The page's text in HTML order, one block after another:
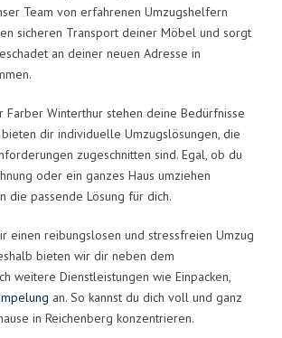
Team von erfahrenen Umzugshelfern
sicheren Transport deiner Möbel und sorgt
an deiner neuen Adresse in
Farber Winterthur stehen deine Bedürfnisse
dir individuelle Umzugslösungen, die
zugeschnitten sind. Egal, ob du
oder ein ganzes Haus umziehen
die passende Lösung für dich.
einen reibungslosen und stressfreien Umzug
bieten wir dir neben dem
weitere Dienstleistungen wie Einpacken,
an. So kannst du dich voll und ganz
in Reichenberg konzentrieren.